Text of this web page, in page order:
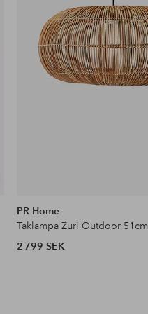
PR Home
Taklampa Zuri Outdoor 51cm
2 799 SEK